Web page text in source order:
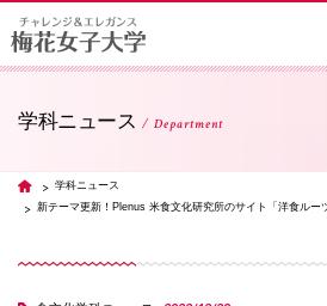
学科ニュース Department
TOP 学科ニュース
新テーマ更新！Plenus 米食文化研究所のサイト「洋食ルー